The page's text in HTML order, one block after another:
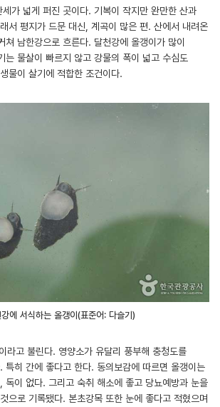
가 넓게 퍼진 곳이다. 기복이 작지만 완만한 산과
서 평지가 드문 대신, 계곡이 많은 편. 산에서 내려온
쳐 남한강으로 흐른다. 달천강에 올갱이가 많이
는 물살이 빠르지 않고 강물의 폭이 넓고 수심도
물이 살기에 적합한 조건이다.
강에 서식하는 올갱이(표준어: 다슬기)
라고 불린다. 영양소가 유달리 풍부해 충청도를
특히 간에 좋다고 한다. 동의보감에 따르면 올갱이는
독이 없다. 그리고 숙취 해소에 좋고 당뇨예방과 눈을
으로 기록됐다. 본초강목 또한 눈에 좋다고 적혔으며